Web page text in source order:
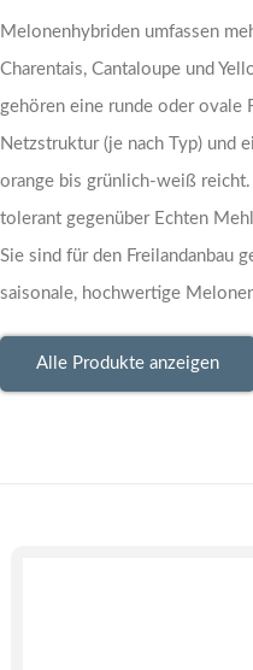
Melonenhybriden umfassen
Charentais, Cantaloupe und
gehören eine runde oder ovale
Netzstruktur (je nach Typ) und
orange bis grünlich-weiß reicht.
tolerant gegenüber Echten
Sie sind für den Freilandanbau
saisonale, hochwertige
Alle Produkte anzeigen